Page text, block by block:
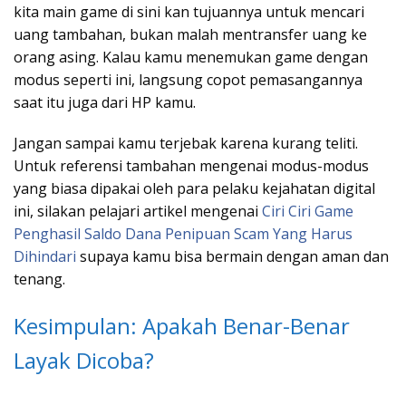
kita main game di sini kan tujuannya untuk mencari
uang tambahan, bukan malah mentransfer uang ke
orang asing. Kalau kamu menemukan game dengan
modus seperti ini, langsung copot pemasangannya
saat itu juga dari HP kamu.
Jangan sampai kamu terjebak karena kurang teliti.
Untuk referensi tambahan mengenai modus-modus
yang biasa dipakai oleh para pelaku kejahatan digital
ini, silakan pelajari artikel mengenai Ciri Ciri Game
Penghasil Saldo Dana Penipuan Scam Yang Harus
Dihindari supaya kamu bisa bermain dengan aman dan
tenang.
Kesimpulan: Apakah Benar-Benar
Layak Dicoba?